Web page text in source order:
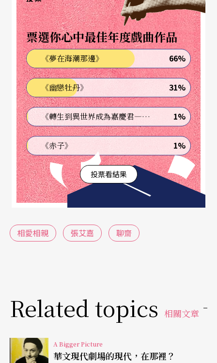
得適應什麼，因為，「設定」之中，當出現不能面
對、不想面對的人或事，最快捷的解決方式，是按
下「刪除」。
消失吧，痛苦、疑惑、困惑、鬱悶，和所有令我覺
得無力的問題。
是不是也因為這個原因，以前說的人格、人品，現
在都改名換姓，叫「人設」？人，就應該像機器，
按照設計被操作。
所以，《相愛相親》裡的世界便顯得有趣：每個角
色都有不能逃避的狀況，角色與角色之間都有可能
或不能解決的矛盾。個人的盲點，彼此的誤區，加
上環境的瞬息萬變，呈現因位置不同、立場不同所
造成的，人與人、心與心的失聯。
它所反映的真，是創作者以信念所看見，以至覺得
不懼勞心勞力也要讓它繼續存在的真：人的情感關
係，除通過欣賞他人的強項，也要包含了解他人的
弱項才能建立。過程中，困難就是酵素，不然不會
票選你心中最佳年度戲曲作品
《夢在海潮那邊》 66%
《幽戀牡丹》 31%
《轉生到異世界成為嘉慶君—發現我的祖先是詐騙集團!?》 1%
《赤子》 1%
投票看結果
相愛相親 張艾嘉 聊齋
Related topics 相關文章
A Bigger Picture
華文現代劇場的現代，在那裡？